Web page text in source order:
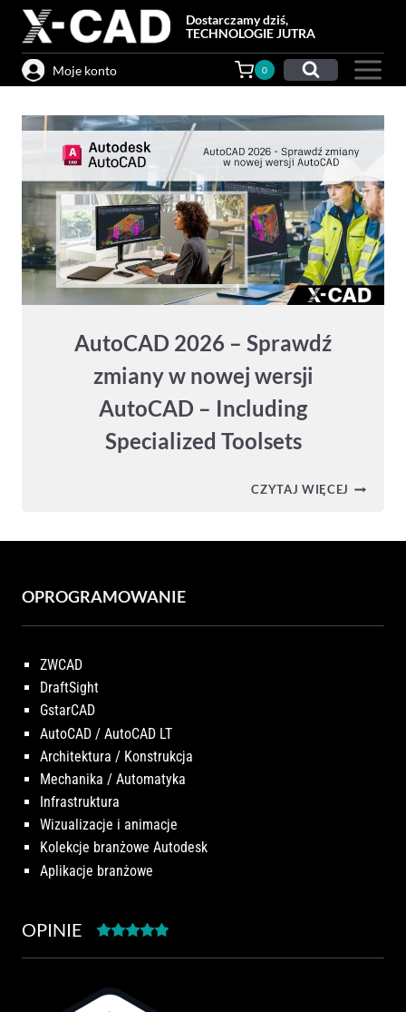
Przejdź
treści
Dostarczamy dziś,
TECHNOLOGIE JUTRA
Moje konto 0
AutoCAD 2026 – Sprawdź
zmiany w nowej wersji
AutoCAD – Including
Specialized Toolsets
CZYTAJ WIĘCEJ
–
OPROGRAMOWANIE
ZWCAD
DraftSight
GstarCAD
AutoCAD / AutoCAD LT
Architektura / Konstrukcja
Mechanika / Automatyka
Infrastruktura
Wizualizacje i animacje
Kolekcje branżowe Autodesk
Aplikacje branżowe
OPINIE